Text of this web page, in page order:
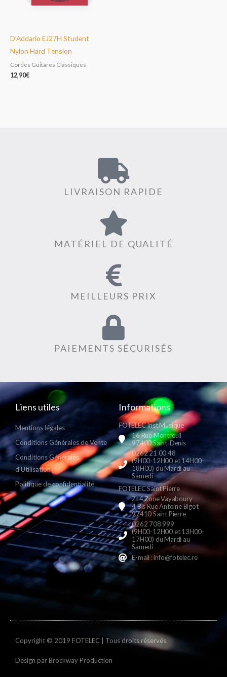
D’Addario EJ27H Student
Nylon Hard Tension
Cordes Guitares Classiques
12,90€
LIVRAISON RAPIDE
MATÉRIEL DE QUALITÉ
MEILLEURS PRIX
PAIEMENTS SÉCURISÉS
Liens utiles
Mentions légales
Conditions Générales de Vente
Conditions Générales
d'Utilisation
Politique de confidentialité
Informations
FOTELEC Inst Musique
16 Rue Montreuil
97400 Saint-Denis
0262 21 00 48
(9H00-12H00 et 14H00-
18H00) du Mardi au
Samedi
FOTELEC Saint Pierre
ZI 4 Zone Vayaboury
4 Bis Rue Antoine Bigot
97410 Saint Pierre
0262 708 999
(9H00-12H00 et 13H00-
17H00) du Mardi au
Samedi
E-mail : info@fotelec.re
Copyright © 2019 FOTELEC | Tous droits réservés.
Design parBrockway Production